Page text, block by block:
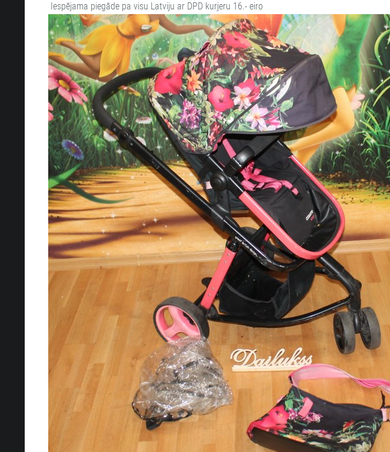
Iespējama piegāde pa visu Latviju ar DPD kurjeru 16.- eiro